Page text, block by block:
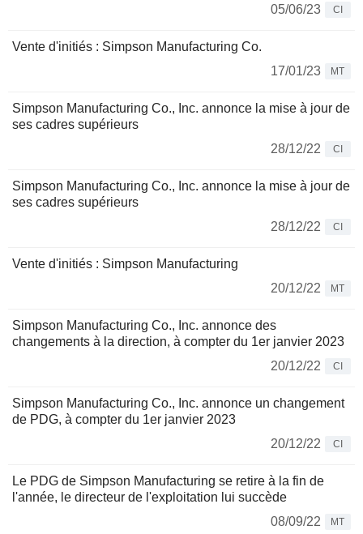
05/06/23
CI
Vente d'initiés : Simpson Manufacturing Co.
17/01/23
MT
Simpson Manufacturing Co., Inc. annonce la mise à jour de
ses cadres supérieurs
28/12/22
CI
Simpson Manufacturing Co., Inc. annonce la mise à jour de
ses cadres supérieurs
28/12/22
CI
Vente d'initiés : Simpson Manufacturing
20/12/22
MT
Simpson Manufacturing Co., Inc. annonce des
changements à la direction, à compter du 1er janvier 2023
20/12/22
CI
Simpson Manufacturing Co., Inc. annonce un changement
de PDG, à compter du 1er janvier 2023
20/12/22
CI
Le PDG de Simpson Manufacturing se retire à la fin de
l'année, le directeur de l'exploitation lui succède
08/09/22
MT